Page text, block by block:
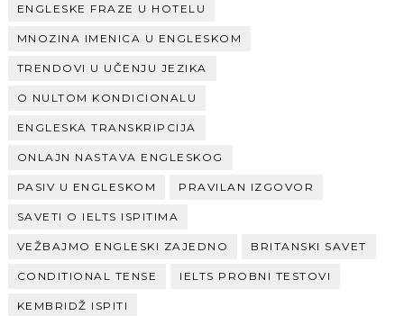
ENGLESKE FRAZE U HOTELU
MNOZINA IMENICA U ENGLESKOM
TRENDOVI U UČENJU JEZIKA
O NULTOM KONDICIONALU
ENGLESKA TRANSKRIPCIJA
ONLAJN NASTAVA ENGLESKOG
PASIV U ENGLESKOM PRAVILAN IZGOVOR
SAVETI O IELTS ISPITIMA
VEŽBAJMO ENGLESKI ZAJEDNO BRITANSKI SAVET
CONDITIONAL TENSE IELTS PROBNI TESTOVI
KEMBRIDŽ ISPITI